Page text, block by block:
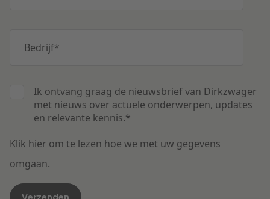
Bedrijf*
Ik ontvang graag de nieuwsbrief van Dirkzwager
met nieuws over actuele onderwerpen, updates
en relevante kennis.*
Klik hier om te lezen hoe we met uw gegevens
omgaan.